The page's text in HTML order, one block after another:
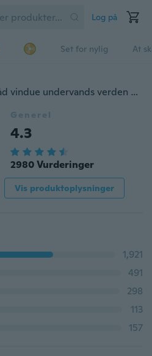
Log på
Set for nylig At
50 * 50 cm simulering ubåd vindue undervands verden 3D vægklistermærker
Generel
4.3
2980 Vurderinger
Vis produktoplysninger
1,921
491
298
113
157